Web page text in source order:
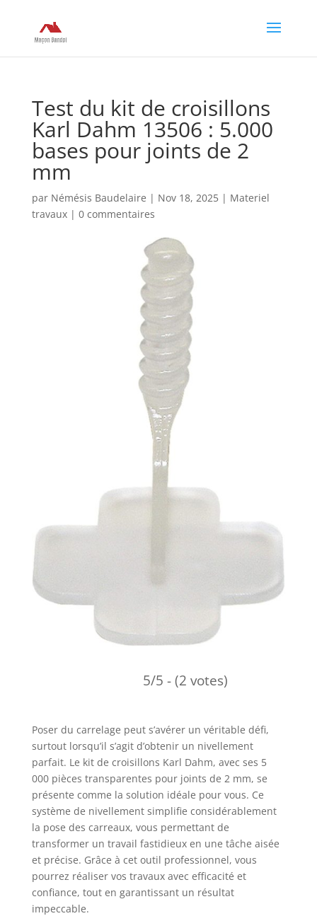
Test du kit de croisillons
Karl Dahm 13506 : 5.000
bases pour joints de 2
mm
par Némésis Baudelaire | Nov 18, 2025| Materiel
travaux| 0 commentaires
5/5 - (2 votes)
Poser du carrelage peut s’avérer un véritable défi,
surtout lorsqu’il s’agit d’obtenir un nivellement
parfait. Le kit de croisillons Karl Dahm, avec ses 5
000 pièces transparentes pour joints de 2 mm, se
présente comme la solution idéale pour vous. Ce
système de nivellement simplifie considérablement
la pose des carreaux, vous permettant de
transformer un travail fastidieux en une tâche aisée
et précise. Grâce à cet outil professionnel, vous
pourrez réaliser vos travaux avec efficacité et
confiance, tout en garantissant un résultat
impeccable.